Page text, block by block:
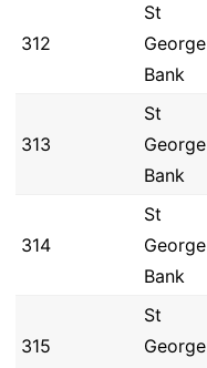
312
St
George
Bank
313
St
George
Bank
314
St
George
Bank
315
St
George